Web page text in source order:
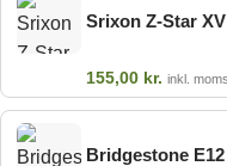
Srixon Z-Star XV
155,00 kr. inkl. moms
Bridgestone E12